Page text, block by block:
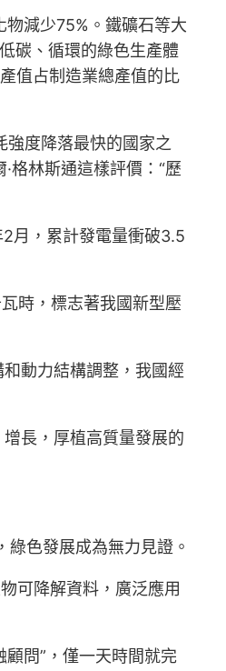
減少75%。鐵礦石等大
碳、循環的綠色生產體
值占制造業總產值的比
度降落最快的國家之
格林斯通這樣評價：“歷
月，累計發電量衝破3.5
時，標志著我國新型壓
動力結構調整，我國經
長，厚植高質量發展的
綠色發展成為無力見證。
可降解資料，廣泛應用
問”，僅一天時間就完